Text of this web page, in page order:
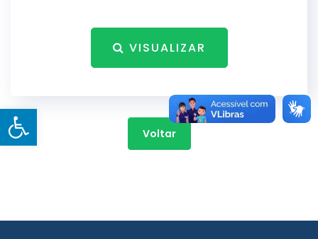
Open toolbar
VISUALIZAR
Voltar